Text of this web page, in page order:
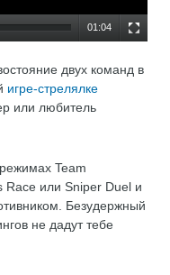
01:04
двух команд в
игре-стрелялке
или любитель
Team
Race или Sniper Duel и
Безудержный
не дадут тебе